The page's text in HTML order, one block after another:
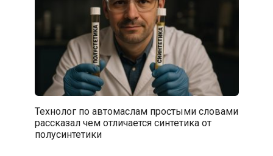
Технолог по автомаслам простыми словами
рассказал чем отличается синтетика от
полусинтетики